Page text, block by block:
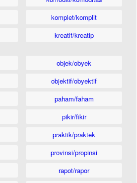
komplet/komplit
kreatif/kreatip
objek/obyek
objektif/obyektif
paham/faham
pikir/fikir
praktik/praktek
provinsi/propinsi
rapot/rapor